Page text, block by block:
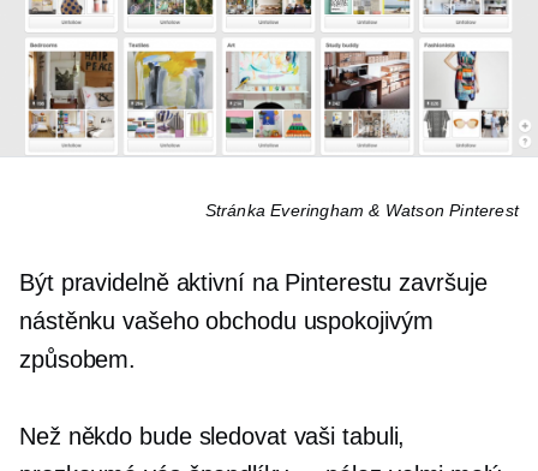
Stránka Everingham & Watson Pinterest
Být pravidelně aktivní na Pinterestu završuje
nástěnku vašeho obchodu uspokojivým
způsobem.
Než někdo bude sledovat vaši tabuli,